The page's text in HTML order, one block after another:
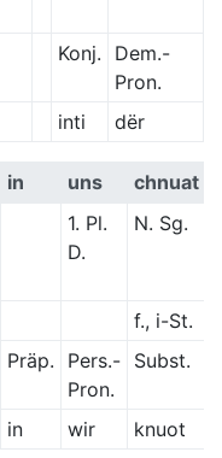
Konj.
Dem.-
Pron.
inti dër
in uns chnuat
1. Pl.
D.
N. Sg.
f., i-St.
Präp.
Pers.-
Pron.
Subst.
in wir knuot